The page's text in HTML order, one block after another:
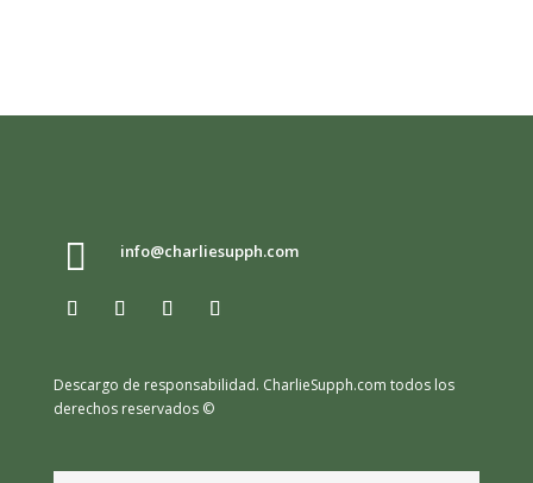
 info@charliesupph.com
Descargo de responsabilidad. CharlieSupph.com todos los
derechos reservados ©